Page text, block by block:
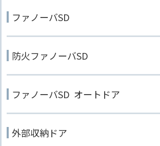
ファノーバSD
防火ファノーバSD
ファノーバSD オートドア
外部収納ドア